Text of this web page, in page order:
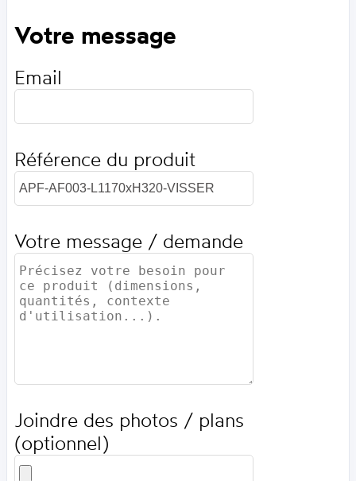
Votre message
Email
Référence du produit
Votre message / demande
Joindre des photos / plans
(optionnel)